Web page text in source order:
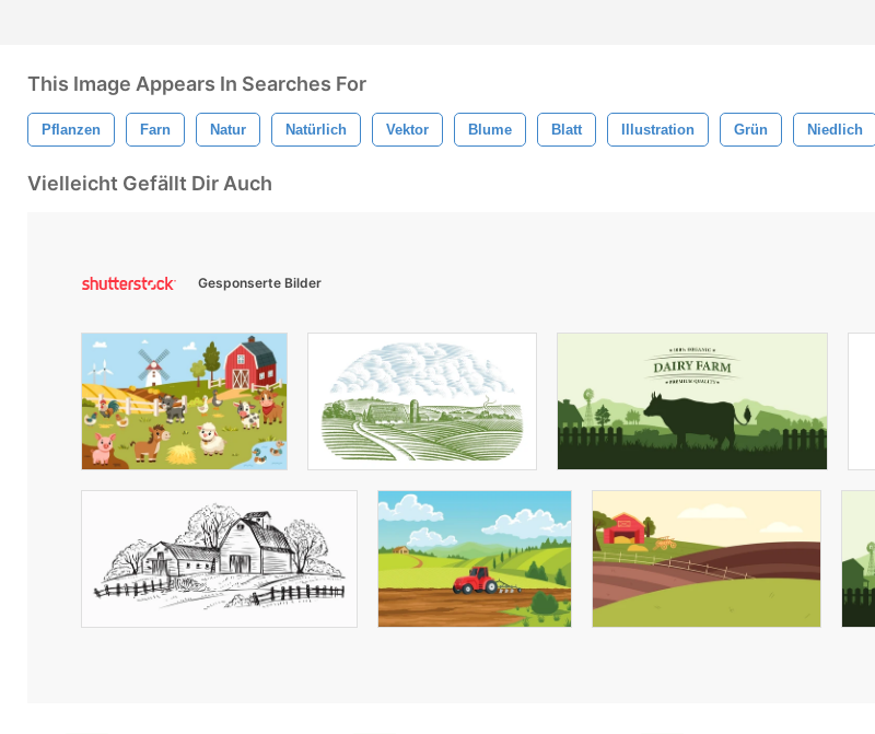
This Image Appears In Searches For
Pflanzen Farn Natur Natürlich Vektor Blume Blatt Illustration Grün Niedlich
Vielleicht Gefällt Dir Auch
Gesponserte Bilder